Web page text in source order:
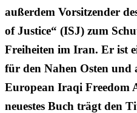
außerdem Vorsitzender
of Justice“ (ISJ) zum
Freiheiten im Iran. Er ist
für den Nahen Osten und
European Iraqi Freedom
neuestes Buch trägt den